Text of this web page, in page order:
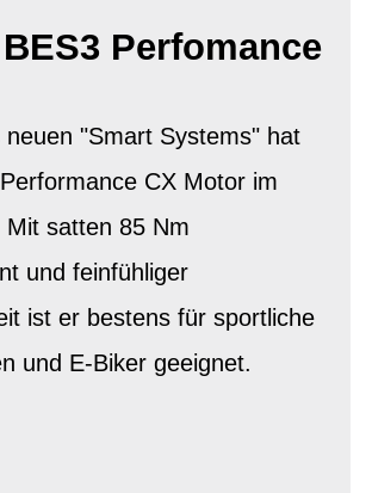
Perfomance
neuen "Smart Systems" hat
CX Motor im
satten 85 Nm
und feinfühliger
ist er bestens für sportliche
und E-Biker geeignet.